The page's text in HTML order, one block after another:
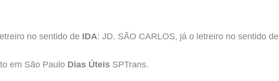
no sentido de IDA: JD. SÃO CARLOS, já o letreiro no sentido de
em São Paulo Dias Úteis SPTrans.